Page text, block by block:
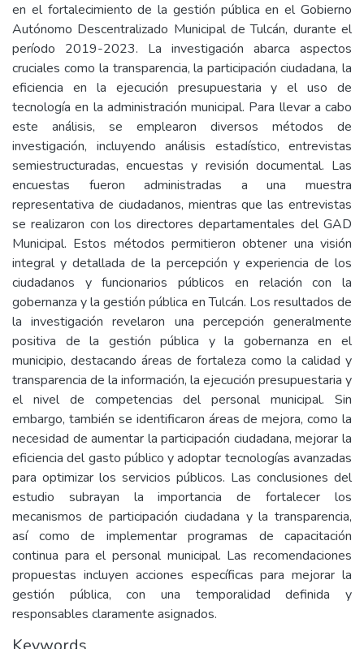
en el fortalecimiento de la gestión pública en el Gobierno
Autónomo Descentralizado Municipal de Tulcán, durante el
período 2019-2023. La investigación abarca aspectos
cruciales como la transparencia, la participación ciudadana, la
eficiencia en la ejecución presupuestaria y el uso de
tecnología en la administración municipal. Para llevar a cabo
este análisis, se emplearon diversos métodos de
investigación, incluyendo análisis estadístico, entrevistas
semiestructuradas, encuestas y revisión documental. Las
encuestas fueron administradas a una muestra
representativa de ciudadanos, mientras que las entrevistas
se realizaron con los directores departamentales del GAD
Municipal. Estos métodos permitieron obtener una visión
integral y detallada de la percepción y experiencia de los
ciudadanos y funcionarios públicos en relación con la
gobernanza y la gestión pública en Tulcán. Los resultados de
la investigación revelaron una percepción generalmente
positiva de la gestión pública y la gobernanza en el
municipio, destacando áreas de fortaleza como la calidad y
transparencia de la información, la ejecución presupuestaria y
el nivel de competencias del personal municipal. Sin
embargo, también se identificaron áreas de mejora, como la
necesidad de aumentar la participación ciudadana, mejorar la
eficiencia del gasto público y adoptar tecnologías avanzadas
para optimizar los servicios públicos. Las conclusiones del
estudio subrayan la importancia de fortalecer los
mecanismos de participación ciudadana y la transparencia,
así como de implementar programas de capacitación
continua para el personal municipal. Las recomendaciones
propuestas incluyen acciones específicas para mejorar la
gestión pública, con una temporalidad definida y
responsables claramente asignados.